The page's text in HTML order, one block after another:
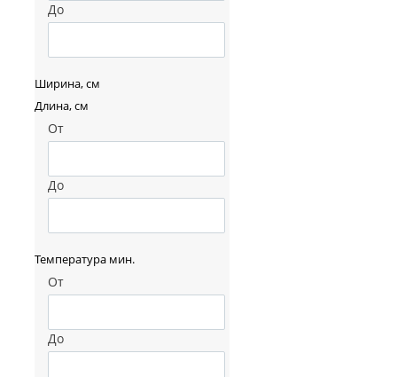
До
Ширина, см
Длина, см
От
До
Температура мин.
От
До